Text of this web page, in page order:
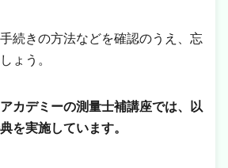
続きの方法などを確認のうえ、忘
ょう。
カデミーの測量士補講座では、以
を実施しています。